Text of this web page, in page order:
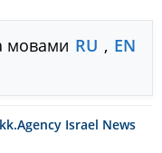
мовами RU , EN
Israel News